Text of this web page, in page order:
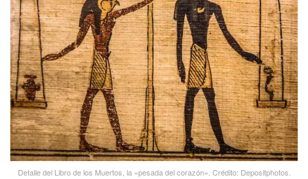
Detalle del Libro de los Muertos, la «pesada del corazón». Crédito: Depositphotos.